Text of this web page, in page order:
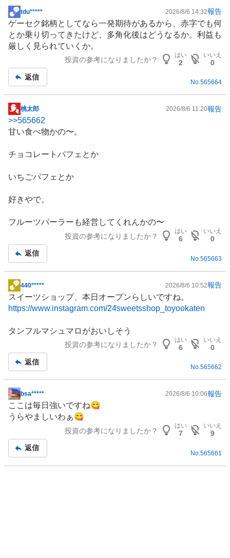
い
0
%
、
買
い
0
%
、
様
見
%
売
た
0
、
く
売
り
い
0
%
掲
示
板
記
tdu***** 2026/8/6 14:32報告
ゲーセク銘柄としてなら一発期待があるから、赤字でも何
とか乗り切ってきたけど、多角化後はどうなるか。利益も
厳しく見られていくか。
投資の参考になりましたか？
はい
2
いいえ
0
返信
No.565664
掲
示
板
事
桃太郎 2026/8/6 11:20報告
>>565662
甘い食べ物かの〜。
チョコレートパフェとか
いちごパフェとか
好きやで。
フルーツパーラーも経営してくれんかの〜
投資の参考になりましたか？
はい
6
いいえ
0
返信
No. 565663
掲
示
板
事
440***** 2026/8/6 10:52報告
スイーツショップ、本日オープンらしいですね。
https://www.instagram.com/24sweetsshop_toyookaten
タンフルマシュマロがおいしそう
投資の参考になりましたか？
はい
6
いいえ
0
返信
No.565662
掲
示
板
bsa***** 2026/8/6 10:06報告
ここは毎日強いですね😋
うらやましいわぁ😋
投資の参考になりましたか？
はい
7
いいえ
9
返信
No. 565661